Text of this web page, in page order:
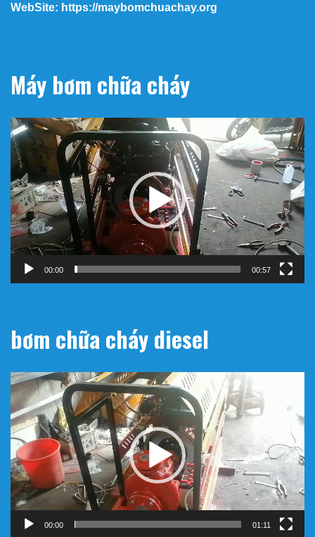
WebSite: https://maybomchuachay.org
Máy bơm chữa cháy
Trình
chơi
Video
00:00 00:57
bơm chữa cháy diesel
Trình
chơi
Video
00:00 01:11